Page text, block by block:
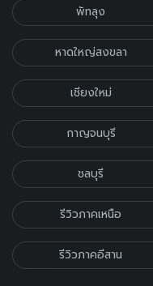
พัทลุง
หาดใหญ่สงขลา
เชียงใหม่
กาญจนบุรี
ชลบุรี
รีวิวภาคเหนือ
รีวิวภาคอีสาน